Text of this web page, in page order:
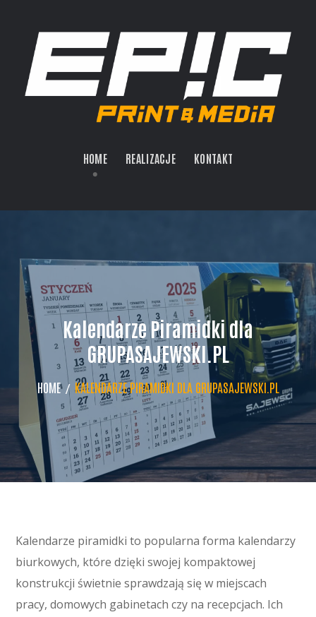
HOME REALIZACJE KONTAKT
Kalendarze Piramidki dla
GRUPASAJEWSKI.PL
HOME KALENDARZE PIRAMIDKI DLA GRUPASAJEWSKI.PL
Kalendarze piramidki to popularna forma kalendarzy
biurkowych, które dzięki swojej kompaktowej
konstrukcji świetnie sprawdzają się w miejscach
pracy, domowych gabinetach czy na recepcjach. Ich